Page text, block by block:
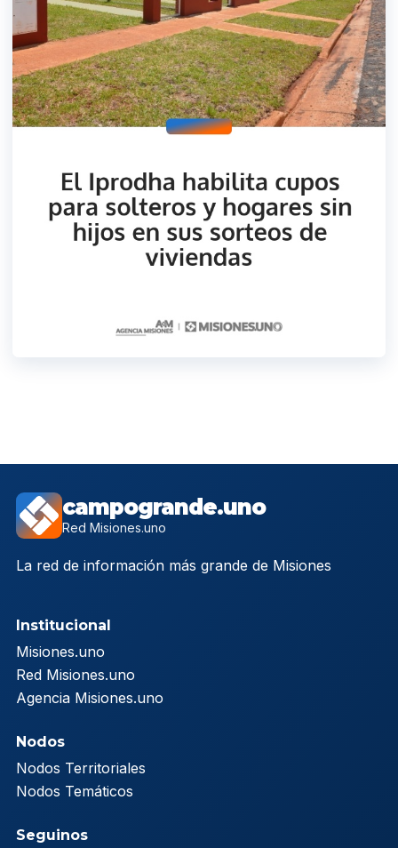
campogrande.uno
Red Misiones.uno
La red de información más grande de Misiones
Institucional
Misiones.uno
Red Misiones.uno
Agencia Misiones.uno
Nodos
Nodos Territoriales
Nodos Temáticos
Seguinos